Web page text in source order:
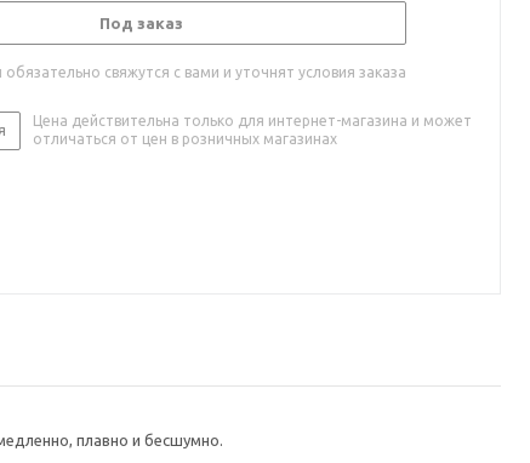
Под заказ
свяжутся с вами и уточнят условия заказа
Цена действительна только для интернет-магазина и может
отличаться от цен в розничных магазинах
плавно и бесшумно.